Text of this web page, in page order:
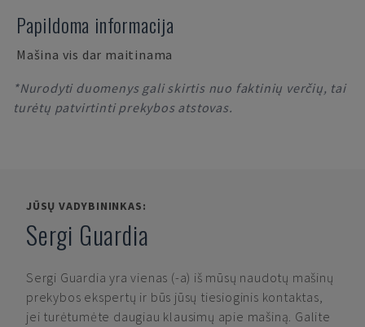
Papildoma informacija
Mašina vis dar maitinama
*Nurodyti duomenys gali skirtis nuo faktinių verčių, tai
turėtų patvirtinti prekybos atstovas.
JŪSŲ VADYBININKAS:
Sergi Guardia
Sergi Guardia yra vienas (-a) iš mūsų naudotų mašinų
prekybos ekspertų ir būs jūsų tiesioginis kontaktas,
jei turėtumėte daugiau klausimų apie mašiną. Galite